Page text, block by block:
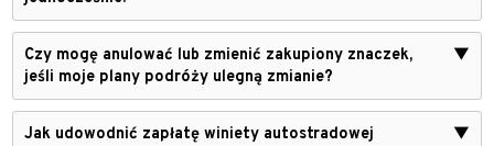
Czy mogę anulować lub zmienić zakupiony znaczek,
jeśli moje plany podróży ulegną zmianie?
▼
Jak udowodnić zapłatę winiety autostradowej ▼